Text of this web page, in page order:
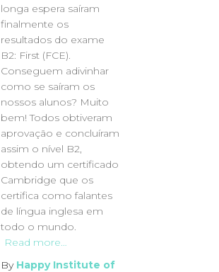
longa espera saíram
finalmente os
resultados do exame
B2: First (FCE).
Conseguem adivinhar
como se saíram os
nossos alunos? Muito
bem! Todos obtiveram
aprovação e concluíram
assim o nível B2,
obtendo um certificado
Cambridge que os
certifica como falantes
de língua inglesa em
todo o mundo.
Read more…
By Happy Institute of